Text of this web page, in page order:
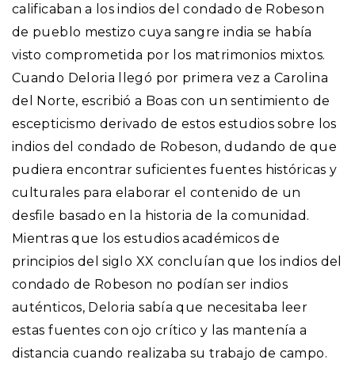
calificaban a los indios del condado de Robeson
de pueblo mestizo cuya sangre india se había
visto comprometida por los matrimonios mixtos.
Cuando Deloria llegó por primera vez a Carolina
del Norte, escribió a Boas con un sentimiento de
escepticismo derivado de estos estudios sobre los
indios del condado de Robeson, dudando de que
pudiera encontrar suficientes fuentes históricas y
culturales para elaborar el contenido de un
desfile basado en la historia de la comunidad.
Mientras que los estudios académicos de
principios del siglo XX concluían que los indios del
condado de Robeson no podían ser indios
auténticos, Deloria sabía que necesitaba leer
estas fuentes con ojo crítico y las mantenía a
distancia cuando realizaba su trabajo de campo.